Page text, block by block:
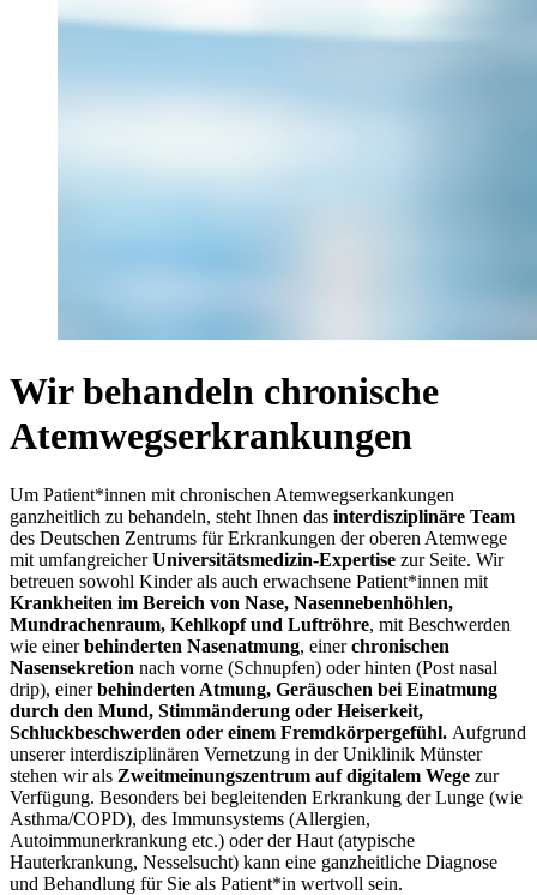
Wir behandeln chronische
Atemwegserkrankungen
Um Patient*innen mit chronischen Atemwegserkankungen
ganzheitlich zu behandeln, steht Ihnen das interdisziplinäre Team
des Deutschen Zentrums für Erkrankungen der oberen Atemwege
mit umfangreicherUniversitätsmedizin-Expertise zur Seite. Wir
betreuen sowohl Kinder als auch erwachsene Patient*innen mit
Krankheiten im Bereich von Nase, Nasennebenhöhlen,
Mundrachenraum, Kehlkopf und Luftröhre, mit Beschwerden
wie einerbehinderten Nasenatmung, einerchronischen
Nasensekretion nach vorne (Schnupfen) oder hinten (Post nasal
drip), einerbehinderten Atmung, Geräuschen bei Einatmung
durch den Mund, Stimmänderung oder Heiserkeit,
Schluckbeschwerden oder einem Fremdkörpergefühl. Aufgrund
unserer interdisziplinären Vernetzung in der Uniklinik Münster
stehen wir als Zweitmeinungszentrum auf digitalem Wege zur
Verfügung. Besonders bei begleitenden Erkrankung der Lunge (wie
Asthma/COPD), des Immunsystems (Allergien,
Autoimmunerkrankung etc.) oder der Haut (atypische
Hauterkrankung, Nesselsucht) kann eine ganzheitliche Diagnose
und Behandlung für Sie als Patient*in wertvoll sein.